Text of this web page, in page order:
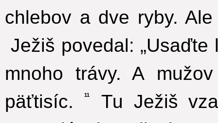
chlebov a dve ryby.
Ježiš povedal:
mnoho trávy. A
päťtisíc.
11
Tu Ježiš